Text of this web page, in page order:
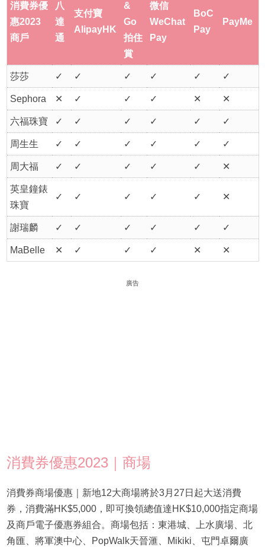
消費券優
惠2023
商戶
八
達
通
支付寶
AlipayHK
&
Go
拍住
賞
微信
WeChat
Pay
BoC
Pay
PayMe
莎莎 ✓ ✓ ✓ ✓ ✓ ✓
Sephora ✕ ✓ ✓ ✓ ✕ ✕
六福珠寶 ✓ ✓ ✓ ✓ ✓ ✓
周生生 ✓ ✓ ✓ ✓ ✓ ✓
周大福 ✓ ✓ ✓ ✓ ✓ ✕
英皇鐘錶
珠寶
✓ ✓ ✓ ✓ ✓ ✕
謝瑞麟 ✓ ✓ ✓ ✓ ✓ ✓
MaBelle ✕ ✓ ✓ ✓ ✕ ✕
廣告
消費券優惠2023｜商場
消費券商場優惠｜新地12大商場將於3月27日起大送消費
券，消費滿HK$5,000，即可換領總值達HK$10,000指定商場
及商戶電子優惠券組合。商場包括：東港城、上水廣場、北
角匯、將軍澳中心、PopWalk天晉滙、Mikiki、屯門卓爾廣